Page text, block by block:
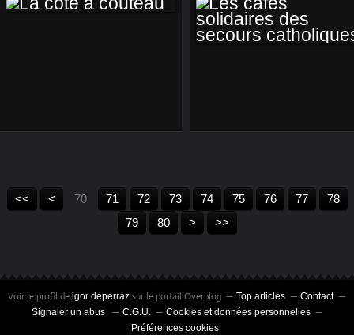
SOUS CONDITION
DE
SECOURS
<< < 10
20
30
40
50
60
70 71 72 73 74 75 76 77
78
79
80 90
100
200
> >>
Voir le profil de igor deperraz sur le portail Overblog Top articles
Contact
Signaler un abus
C.G.U.
Cookies et données personnelles
Préférences cookies